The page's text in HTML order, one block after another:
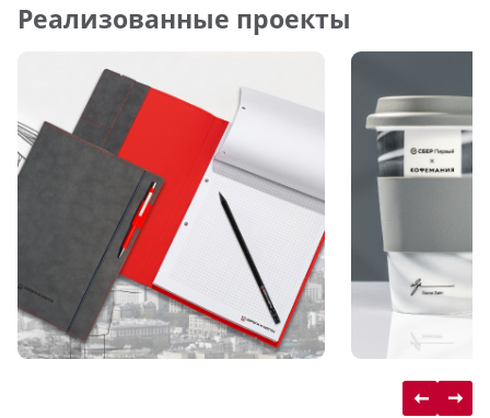
Реализованные проекты